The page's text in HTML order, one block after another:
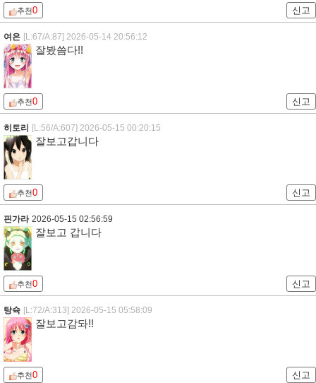
추천0 신고
여은 [L:67/A:87] 2026-05-14 20:56:12
잘봤씀다!!
추천0 신고
히토리 [L:56/A:607] 2026-05-15 00:20:15
잘보고갑니다
추천0 신고
핀가라 2026-05-15 02:56:59
잘보고 갑니다
추천0 신고
탕슉 [L:72/A:313] 2026-05-15 05:58:09
잘보고감돠!!
추천0 신고